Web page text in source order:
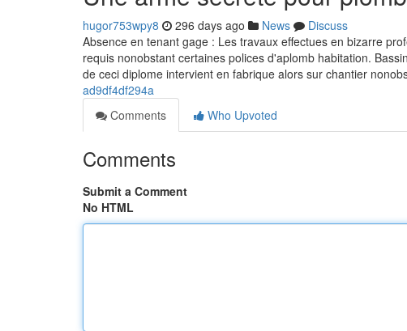
hugor753wpy8 296 days ago News
Discuss
Absence en tenant gage : Les travaux effectues en bizarre
requis nonobstant certaines polices d'aplomb habitation.
de ceci diplome intervient en fabrique alors sur chantier
ad9df4df294a
Comments
Who Upvoted
Comments
Submit a Comment
No HTML